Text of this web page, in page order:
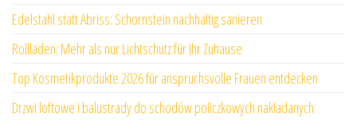
Edelstahl statt Abriss: Schornstein nachhaltig sanieren
Rollläden: Mehr als nur Lichtschutz für Ihr Zuhause
Top Kosmetikprodukte 2026 für anspruchsvolle Frauen entdecken
Drzwi loftowe i balustrady do schodów policzkowych nakładanych